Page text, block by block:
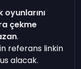
oyunlarını
çekme
.
referans linkin
alacak.